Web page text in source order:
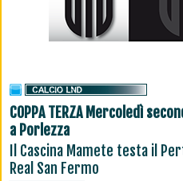
COPPA TERZA Mercoledì
a Porlezza
Il Cascina Mamete testa il
Real San Fermo